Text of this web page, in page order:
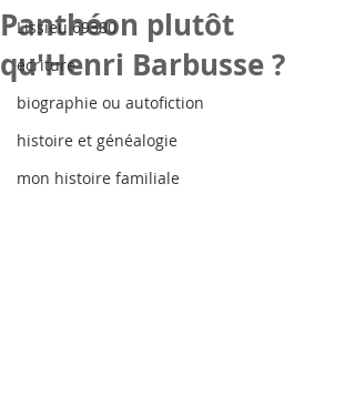
Lissieu 69380
écriture
biographie ou autofiction
histoire et généalogie
mon histoire familiale
Panthéon plutôt
qu'Henri Barbusse ?